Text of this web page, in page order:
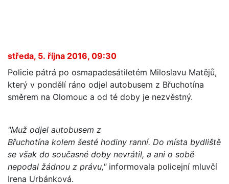
středa, 5. října 2016, 09:30
Policie pátrá po osmapadesátiletém Miloslavu Matějů,
který v pondělí ráno odjel autobusem z Břuchotína
směrem na Olomouc a od té doby je nezvěstný.
"Muž odjel autobusem z
Břuchotína kolem šesté hodiny ranní. Do místa bydliště
se však do současné doby nevrátil, a ani o sobě
nepodal žádnou z právu,"informovala policejní mluvčí
Irena Urbánková.